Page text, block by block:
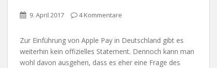
9. April 2017 4 Kommentare
Zur Einführung von Apple Pay in Deutschland gibt es
weiterhin kein offizielles Statement. Dennoch kann man
wohl davon ausgehen, dass es eher eine Frage des